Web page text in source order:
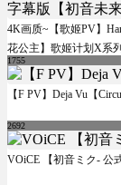
4K画质~【歌姬PV】
花公主】歌姬计划X系
1755
【F PV】Deja Vu【
2692
VOiCE 【初音ミク- 公